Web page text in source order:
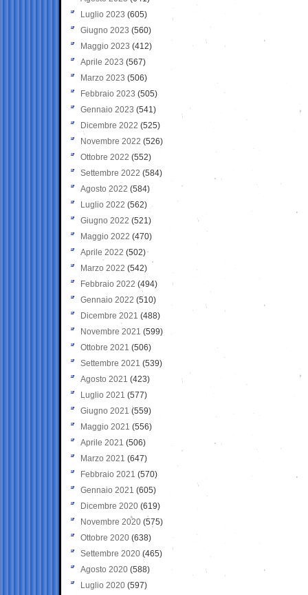
Luglio 2023 (605)
Giugno 2023 (560)
Maggio 2023 (412)
Aprile 2023 (567)
Marzo 2023 (506)
Febbraio 2023 (505)
Gennaio 2023 (541)
Dicembre 2022 (525)
Novembre 2022 (526)
Ottobre 2022 (552)
Settembre 2022 (584)
Agosto 2022 (584)
Luglio 2022 (562)
Giugno 2022 (521)
Maggio 2022 (470)
Aprile 2022 (502)
Marzo 2022 (542)
Febbraio 2022 (494)
Gennaio 2022 (510)
Dicembre 2021 (488)
Novembre 2021 (599)
Ottobre 2021 (506)
Settembre 2021 (539)
Agosto 2021 (423)
Luglio 2021 (577)
Giugno 2021(559)
Maggio 2021 (556)
Aprile 2021 (506)
Marzo 2021 (647)
Febbraio 2021 (570)
Gennaio 2021 (605)
Dicembre 2020 (619)
Novembre 2020 (575)
Ottobre 2020 (638)
Settembre 2020(465)
Agosto 2020 (588)
Luglio 2020 (597)